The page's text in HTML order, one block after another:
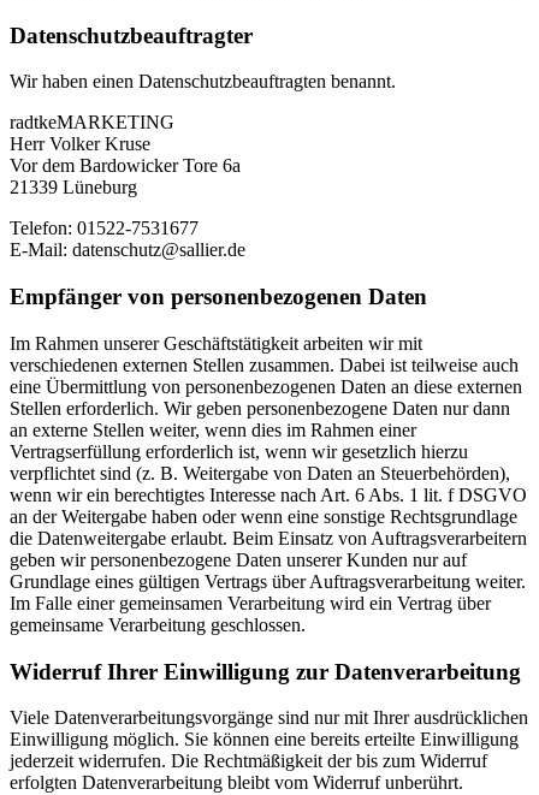
Datenschutz­beauftragter
Wir haben einen Datenschutzbeauftragten benannt.
radtkeMARKETING
Herr Volker Kruse
Vor dem Bardowicker Tore 6a
21339 Lüneburg
Telefon: 01522-7531677
E-Mail: datenschutz@sallier.de
Empfänger von personenbezogenen Daten
Im Rahmen unserer Geschäftstätigkeit arbeiten wir mit
verschiedenen externen Stellen zusammen. Dabei ist teilweise auch
eine Übermittlung von personenbezogenen Daten an diese externen
Stellen erforderlich. Wir geben personenbezogene Daten nur dann
an externe Stellen weiter, wenn dies im Rahmen einer
Vertragserfüllung erforderlich ist, wenn wir gesetzlich hierzu
verpflichtet sind (z. B. Weitergabe von Daten an Steuerbehörden),
wenn wir ein berechtigtes Interesse nach Art. 6 Abs. 1 lit. f DSGVO
an der Weitergabe haben oder wenn eine sonstige Rechtsgrundlage
die Datenweitergabe erlaubt. Beim Einsatz von Auftragsverarbeitern
geben wir personenbezogene Daten unserer Kunden nur auf
Grundlage eines gültigen Vertrags über Auftragsverarbeitung weiter.
Im Falle einer gemeinsamen Verarbeitung wird ein Vertrag über
gemeinsame Verarbeitung geschlossen.
Widerruf Ihrer Einwilligung zur Datenverarbeitung
Viele Datenverarbeitungsvorgänge sind nur mit Ihrer ausdrücklichen
Einwilligung möglich. Sie können eine bereits erteilte Einwilligung
jederzeit widerrufen. Die Rechtmäßigkeit der bis zum Widerruf
erfolgten Datenverarbeitung bleibt vom Widerruf unberührt.